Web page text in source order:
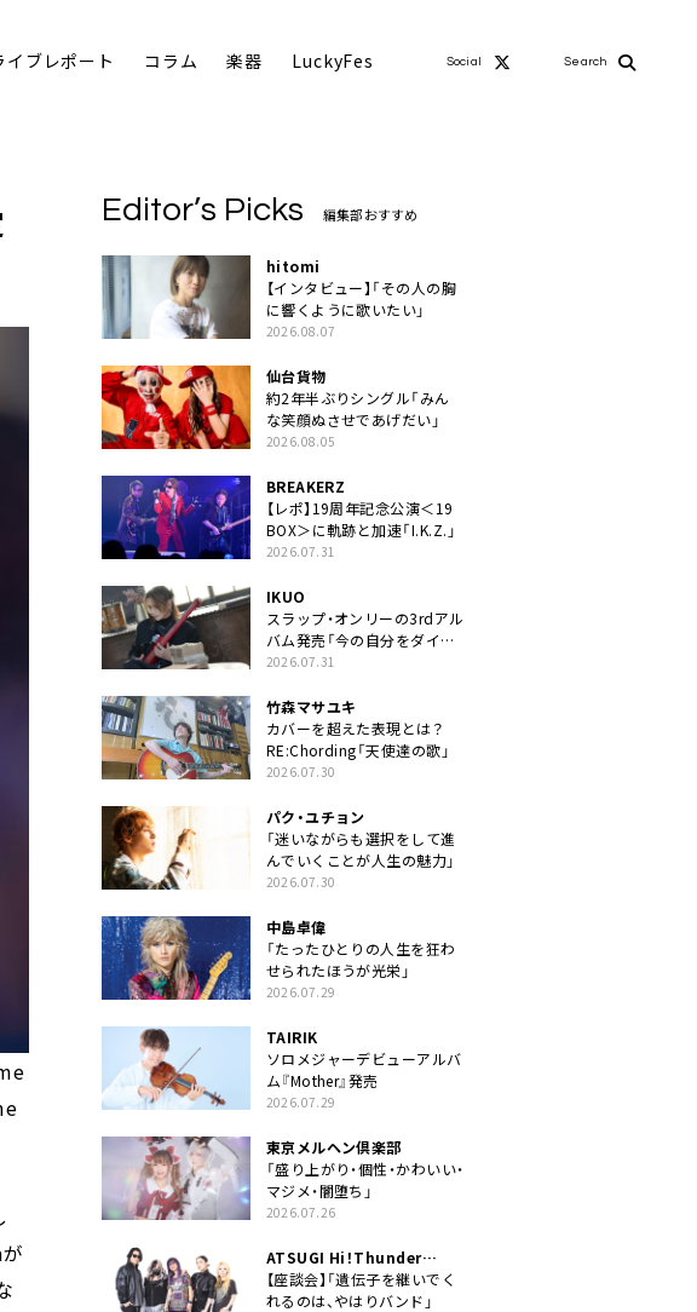
イブレポート コラム 楽器 LuckyFes Social Search
Editor’s Picks 編集部おすすめ
hitomi
【インタビュー】「その人の胸
に響くように歌いたい」
2026.08.07
仙台貨物
約2年半ぶりシングル「みん
な笑顔ぬさせであげだい」
2026.08.05
BREAKERZ
【レポ】19周年記念公演＜19
BOX＞に軌跡と加速「I.K.Z.」
2026.07.31
IKUO
スラップ・オンリーの3rdアル
バム発売「今の自分をダイレ
クトに」
2026.07.31
竹森マサユキ
カバーを超えた表現とは？
RE:Chording「天使達の歌」
2026.07.30
パク・ユチョン
「迷いながらも選択をして進
んでいくことが人生の魅力」
2026.07.30
中島卓偉
「たったひとりの人生を狂わ
せられたほうが光栄」
2026.07.29
TAIRIK
ソロメジャーデビューアルバ
ム『Mother』発売
2026.07.29
東京メルヘン倶楽部
「盛り上がり・個性・かわいい・
マジメ・闇堕ち」
2026.07.26
ATSUGI Hi！Thunder
Rock Festival
【座談会】「遺伝子を継いでく
れるのは、やはりバンド」